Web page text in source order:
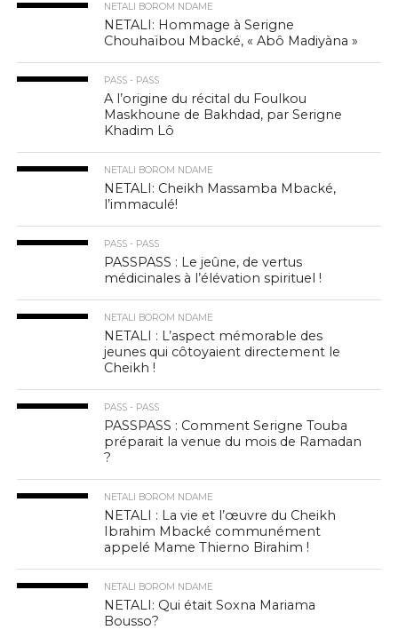
NETALI BOROM NDAME
NETALI: Hommage à Serigne
Chouhaïbou Mbacké, « Abô Madiyàna »
PASS - PASS
A l’origine du récital du Foulkou
Maskhoune de Bakhdad, par Serigne
Khadim Lô
NETALI BOROM NDAME
NETALI: Cheikh Massamba Mbacké,
l’immaculé!
PASS - PASS
PASSPASS : Le jeûne, de vertus
médicinales à l’élévation spirituel !
NETALI BOROM NDAME
NETALI : L’aspect mémorable des
jeunes qui côtoyaient directement le
Cheikh !
PASS - PASS
PASSPASS : Comment Serigne Touba
préparait la venue du mois de Ramadan
?
NETALI BOROM NDAME
NETALI : La vie et l’œuvre du Cheikh
Ibrahim Mbacké communément
appelé Mame Thierno Birahim !
NETALI BOROM NDAME
NETALI: Qui était Soxna Mariama
Bousso?